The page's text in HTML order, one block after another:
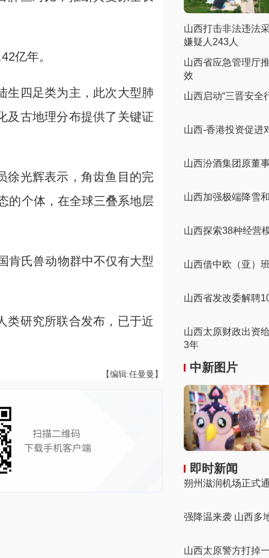
亿年。
四足类为主，此次大型肺
及古地理分布提供了关键证
光辉表示，角齿鱼目的完
的个体，在全球三叠系地层
氏兽动物群中不仅有大型
研究所联合发布，已于近
【编辑:任曼曼】
山西打击非法违法
嫌疑人243人
山西省应急管理厅
效
山西启动“三晋安全
山西-香港投资促进
山西汾酒集团原董
山西加强极端降雪
山西探索38种经营
山西借中欧（亚）
山西省发改委解聘
山西太原财政出资
3年
中新图片
即时新闻
朔州滋润机场正式
强降温来袭 山西多
山西太原警方打掉